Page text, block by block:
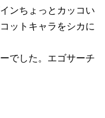
ンちょっとカッコい
ットキャラをシカに
でした。エゴサーチ